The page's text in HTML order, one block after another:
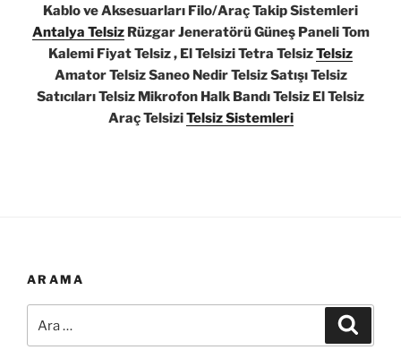
Kablo ve Aksesuarları Filo/Araç Takip Sistemleri
Antalya TelsizRüzgar Jeneratörü Güneş Paneli Tom
Kalemi Fiyat Telsiz , El Telsizi Tetra TelsizTelsiz
Amator Telsiz Saneo Nedir Telsiz Satışı Telsiz
Satıcıları Telsiz Mikrofon Halk Bandı Telsiz El Telsiz
Araç TelsiziTelsiz Sistemleri
ARAMA